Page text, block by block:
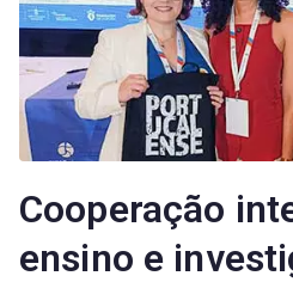
Cooperação
ensino e